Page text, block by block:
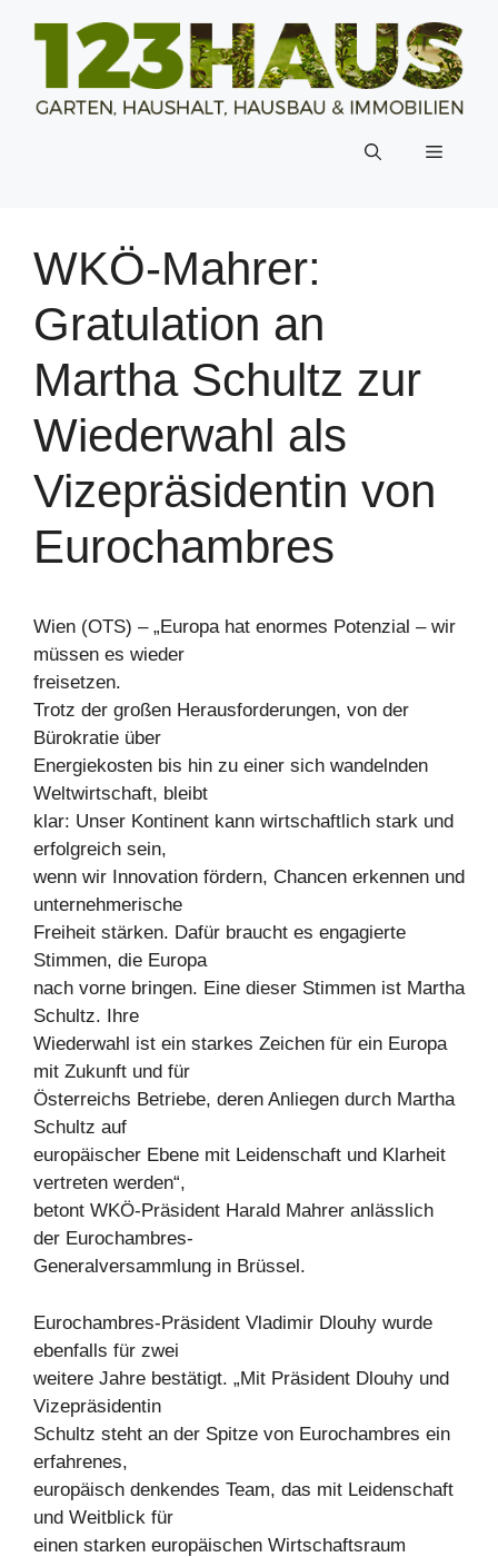
Inhalt
Menü
WKÖ-Mahrer:
Gratulation an
Martha Schultz zur
Wiederwahl als
Vizepräsidentin von
Eurochambres
Wien (OTS) – „Europa hat enormes Potenzial – wir
müssen es wieder
freisetzen.
Trotz der großen Herausforderungen, von der
Bürokratie über
Energiekosten bis hin zu einer sich wandelnden
Weltwirtschaft, bleibt
klar: Unser Kontinent kann wirtschaftlich stark und
erfolgreich sein,
wenn wir Innovation fördern, Chancen erkennen und
unternehmerische
Freiheit stärken. Dafür braucht es engagierte
Stimmen, die Europa
nach vorne bringen. Eine dieser Stimmen ist Martha
Schultz. Ihre
Wiederwahl ist ein starkes Zeichen für ein Europa
mit Zukunft und für
Österreichs Betriebe, deren Anliegen durch Martha
Schultz auf
europäischer Ebene mit Leidenschaft und Klarheit
vertreten werden“,
betont WKÖ-Präsident Harald Mahrer anlässlich
der Eurochambres-
Generalversammlung in Brüssel.
Eurochambres-Präsident Vladimir Dlouhy wurde
ebenfalls für zwei
weitere Jahre bestätigt. „Mit Präsident Dlouhy und
Vizepräsidentin
Schultz steht an der Spitze von Eurochambres ein
erfahrenes,
europäisch denkendes Team, das mit Leidenschaft
und Weitblick für
einen starken europäischen Wirtschaftsraum